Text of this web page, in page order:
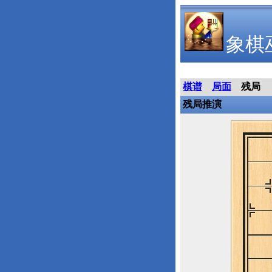
象棋
棋谱 局面
残局
残局推演